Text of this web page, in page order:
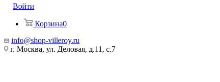
Войти
Корзина0
info@shop-villeroy.ru
г. Москва, ул. Деловая, д.11, с.7